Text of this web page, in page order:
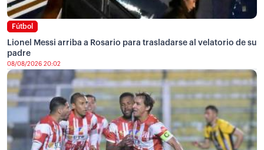
Fútbol
Lionel Messi arriba a Rosario para trasladarse al velatorio de su
padre
08/08/2026 20:02